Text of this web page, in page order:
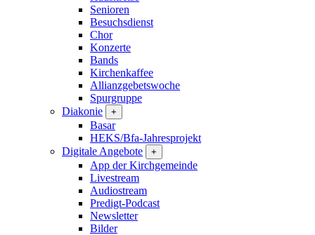
Senioren
Besuchsdienst
Chor
Konzerte
Bands
Kirchenkaffee
Allianzgebetswoche
Spurgruppe
Diakonie
+
Basar
HEKS/Bfa-Jahresprojekt
Digitale Angebote
+
App der Kirchgemeinde
Livestream
Audiostream
Predigt-Podcast
Newsletter
Bilder